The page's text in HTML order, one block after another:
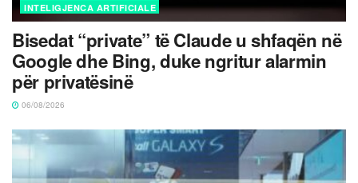
INTELIGJENCA ARTIFICIALE
Bisedat “private” të Claude u shfaqën në
Google dhe Bing, duke ngritur alarmin
për privatësinë
06/08/2026